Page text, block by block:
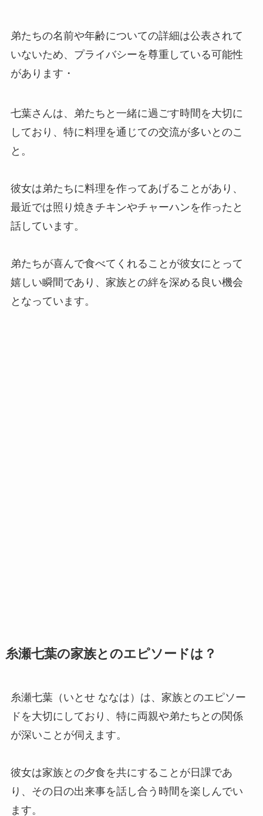
弟たちの名前や年齢についての詳細は公表されて
いないため、プライバシーを尊重している可能性
があります・
七葉さんは、弟たちと一緒に過ごす時間を大切に
しており、特に料理を通じての交流が多いとのこ
と。
彼女は弟たちに料理を作ってあげることがあり、
最近では照り焼きチキンやチャーハンを作ったと
話しています。
弟たちが喜んで食べてくれることが彼女にとって
嬉しい瞬間であり、家族との絆を深める良い機会
となっています。
糸瀬七葉の家族とのエピソードは？
糸瀬七葉（いとせ ななは）は、家族とのエピソー
ドを大切にしており、特に両親や弟たちとの関係
が深いことが伺えます。
彼女は家族との夕食を共にすることが日課であ
り、その日の出来事を話し合う時間を楽しんでい
ます。